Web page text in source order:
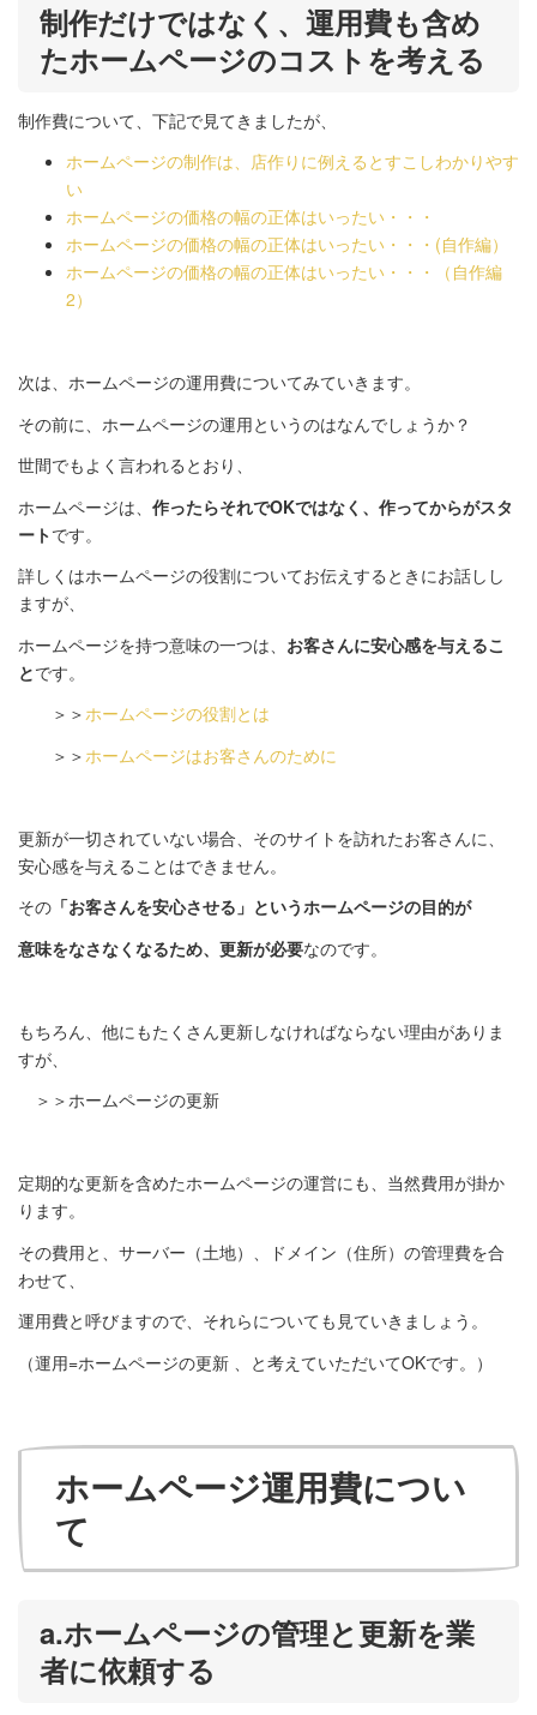
制作だけではなく、運用費も含め
たホームページのコストを考える
制作費について、下記で見てきましたが、
ホームページの制作は、店作りに例えるとすこしわかりやす
い
ホームページの価格の幅の正体はいったい・・・
ホームページの価格の幅の正体はいったい・・・(自作編）
ホームページの価格の幅の正体はいったい・・・（自作編
2）
次は、ホームページの運用費についてみていきます。
その前に、ホームページの運用というのはなんでしょうか？
世間でもよく言われるとおり、
ホームページは、 作ったらそれでOKではなく、作ってからがスタ
ートです。
詳しくはホームページの役割についてお伝えするときにお話しし
ますが、
ホームページを持つ意味の一つは、 お客さんに安心感を与えるこ
とです。
＞＞ホームページの役割とは
＞＞ ホームページはお客さんのために
更新が一切されていない場合、そのサイトを訪れたお客さんに、
安心感を与えることはできません。
その 「お客さんを安心させる」というホームページの目的が
意味をなさなくなるため、更新が必要なのです。
もちろん、他にもたくさん更新しなければならない理由がありま
すが、
＞＞ホームページの更新
定期的な更新を含めたホームページの運営にも、当然費用が掛か
ります。
その費用と、サーバー（土地）、ドメイン（住所）の管理費を合
わせて、
運用費と呼びますので、それらについても見ていきましょう。
（運用=ホームページの更新 、と考えていただいてOKです。）
ホームページ運用費につい
て
a.ホームページの管理と更新を業
者に依頼する